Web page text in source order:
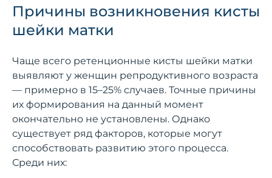
Причины возникновения кисты
шейки матки
Чаще всего ретенционные кисты шейки матки
выявляют у женщин репродуктивного возраста
— примерно в 15–25% случаев. Точные причины
их формирования на данный момент
окончательно не установлены. Однако
существует ряд факторов, которые могут
способствовать развитию этого процесса.
Среди них: